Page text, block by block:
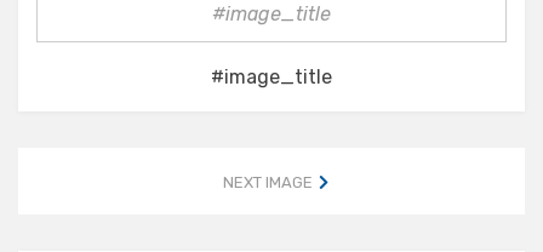
#image_title
#image_title
NEXT IMAGE